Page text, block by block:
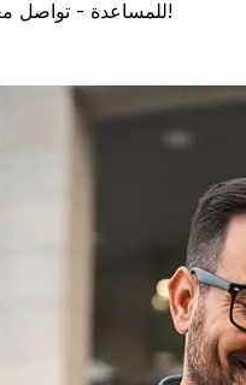
للمساعدة - تواصل معنا اليوم للحصول على دعم مخصص!